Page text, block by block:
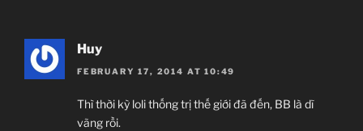
Huy
FEBRUARY 17, 2014 AT 10:49
Thì thời kỳ loli thống trị thế giới đã đến, BB là dĩ
vãng rồi.